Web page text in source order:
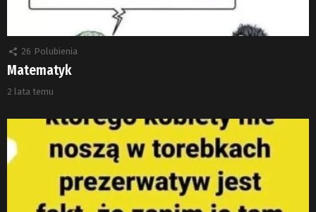
26 Polubienia
Matematyk
2 lata temu